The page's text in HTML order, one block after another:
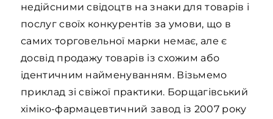
недійсними свідоцтв на знаки для товарів і
послуг своїх конкурентів за умови, що в
самих торговельної марки немає, але є
досвід продажу товарів із схожим або
ідентичним найменуванням. Візьмемо
приклад зі свіжої практики. Борщагівський
хіміко-фармацевтичний завод із 2007 року